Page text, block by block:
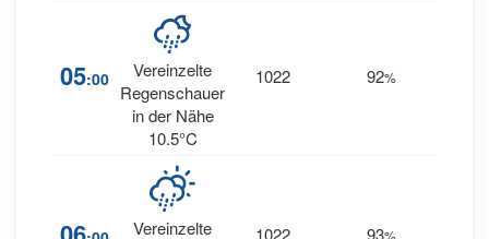
05:00
Vereinzelte
Regenschauer
in der Nähe
10.5°C
1022 92%
Vereinzelte
1022 93%